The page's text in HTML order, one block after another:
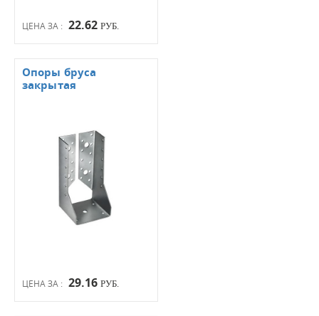
ЦЕНА ЗА : 22.62 РУБ.
ЦЕНА ЗА : 29.16 РУБ.
Опоры бруса
закрытая